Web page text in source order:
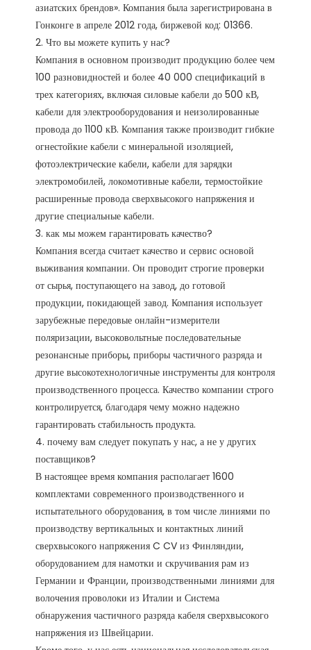
азиатских брендов». Компания была зарегистрирована в
Гонконге в апреле 2012 года, биржевой код: 01366.
2. Что вы можете купить у нас?
Компания в основном производит продукцию более чем
100 разновидностей и более 40 000 спецификаций в
трех категориях, включая силовые кабели до 500 кВ,
кабели для электрооборудования и неизолированные
провода до 1100 кВ. Компания также производит гибкие
огнестойкие кабели с минеральной изоляцией,
фотоэлектрические кабели, кабели для зарядки
электромобилей, локомотивные кабели, термостойкие
расширенные провода сверхвысокого напряжения и
другие специальные кабели.
3. как мы можем гарантировать качество?
Компания всегда считает качество и сервис основой
выживания компании. Он проводит строгие проверки
от сырья, поступающего на завод, до готовой
продукции, покидающей завод. Компания использует
зарубежные передовые онлайн-измерители
поляризации, высоковольтные последовательные
резонансные приборы, приборы частичного разряда и
другие высокотехнологичные инструменты для контроля
производственного процесса. Качество компании строго
контролируется, благодаря чему можно надежно
гарантировать стабильность продукта.
4. почему вам следует покупать у нас, а не у других
поставщиков?
В настоящее время компания располагает 1600
комплектами современного производственного и
испытательного оборудования, в том числе линиями по
производству вертикальных и контактных линий
сверхвысокого напряжения C CV из Финляндии,
оборудованием для намотки и скручивания рам из
Германии и Франции, производственными линиями для
волочения проволоки из Италии и Система
обнаружения частичного разряда кабеля сверхвысокого
напряжения из Швейцарии.